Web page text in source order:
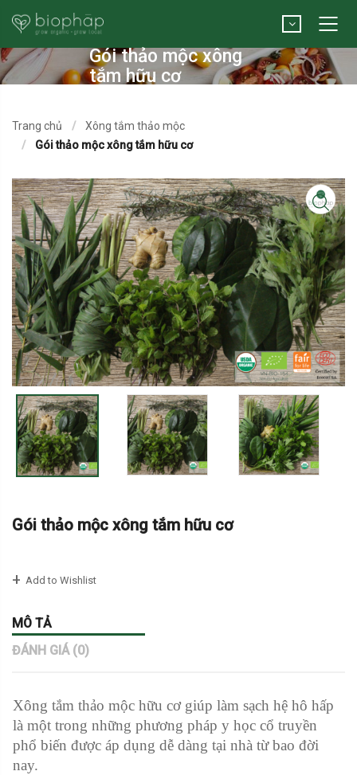
Gói thảo mộc xông
tắm hữu cơ
Trang chủ
Xông tắm thảo mộc
Gói thảo mộc xông tắm hữu cơ
Gói thảo mộc xông tắm hữu cơ
Add to Wishlist
MÔ TẢ
ĐÁNH GIÁ (0)
Xông tắm thảo mộc hữu cơ giúp làm sạch hệ hô hấp
là một trong những phương pháp y học cổ truyền
phổ biến được áp dụng dễ dàng tại nhà từ bao đời
nay.